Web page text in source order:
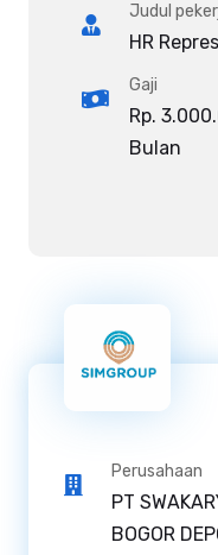
Judul
HR
Gaji
Rp.
Bulan
Perusahaan
PT
BOGOR